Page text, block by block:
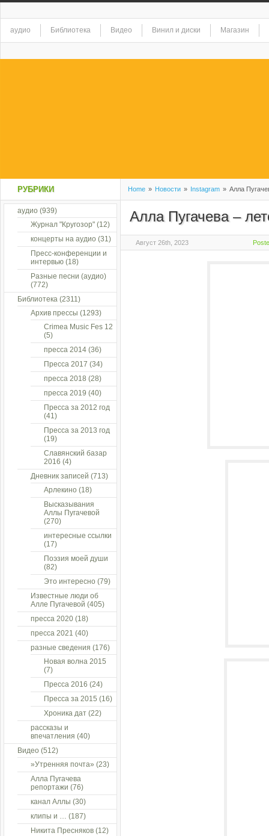
аудио Библиотека Видео Винил и диски Магазин
Home » Новости » Instagram » Алла
Алла Пугачева –
Август 26th, 2023
РУБРИКИ
аудио (939)
Журнал "Кругозор" (12)
концерты на аудио (31)
Пресс-конференции и
интервью (18)
Разные песни (аудио)
(772)
Библиотека (2311)
Архив прессы (1293)
Crimea Music Fes 12
(5)
пресса 2014 (36)
Пресса 2017 (34)
пресса 2018 (28)
пресса 2019 (40)
Пресса за 2012 год
(41)
Пресса за 2013 год
(19)
Славянский базар
2016 (4)
Дневник записей (713)
Арлекино (18)
Высказывания
Аллы Пугачевой
(270)
интересные ссылки
(17)
Поэзия моей души
(82)
Это интересно (79)
Известные люди об
Алле Пугачевой (405)
пресса 2020 (18)
пресса 2021 (40)
разные сведения (176)
Новая волна 2015
(7)
Пресса 2016 (24)
Пресса за 2015 (16)
Хроника дат (22)
рассказы и
впечатления (40)
Видео (512)
»Утренняя почта» (23)
Алла Пугачева
репортажи (76)
канал Аллы (30)
клипы и … (187)
Никита Пресняков (12)